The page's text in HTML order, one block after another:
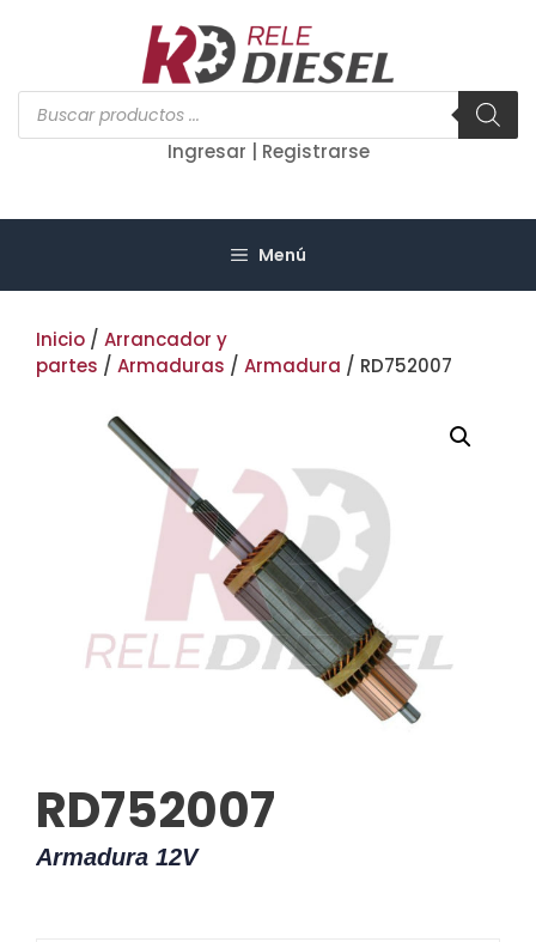
Búsqueda
de
productos
Ingresar | Registrarse
Menú
Inicio / Arrancador y
partes / Armaduras / Armadura / RD752007
RD752007
Armadura 12V